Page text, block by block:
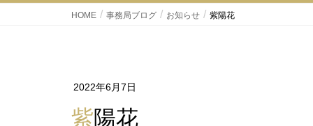
HOME 事務局ブログ お知らせ 紫陽花
2022年6月7日
紫陽花